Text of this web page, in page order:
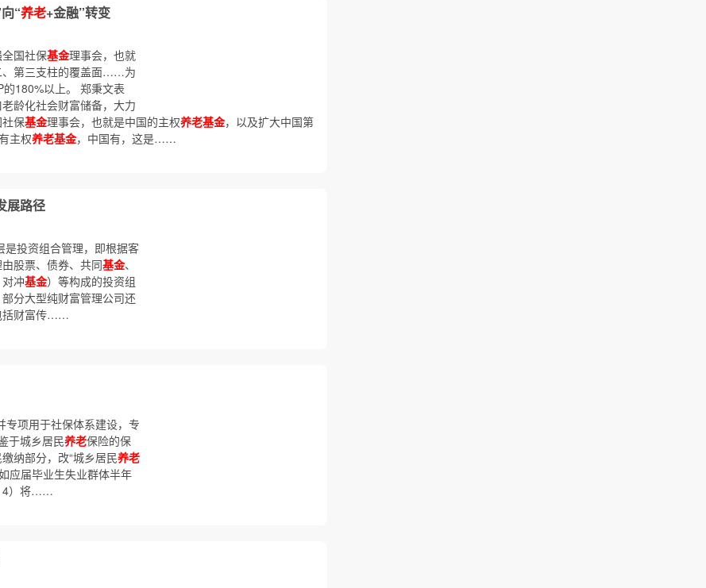
“养老+金融”转变
国社保基金理事会，也就
、第三支柱的覆盖面……为
180%以上。 郑秉文表
龄化社会财富储备，大力
保基金理事会，也就是中国的主权养老基金，以及扩大中国第
主权养老基金，中国有，这是……
展路径
投资组合管理，即根据客
股票、债券、共同基金、
冲基金）等构成的投资组
分大型纯财富管理公司还
括财富传……
专项用于社保体系建设，专
于城乡居民养老保险的保
纳部分，改“城乡居民养老
应届毕业生失业群体半年
4）将……